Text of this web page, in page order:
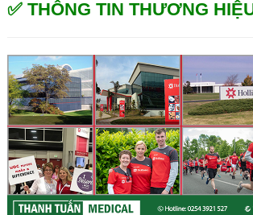
✅ THÔNG TIN THƯƠNG